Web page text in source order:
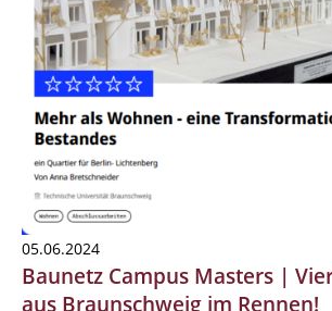
05.06.2024
Baunetz Campus Masters |
aus Braunschweig im Rennen!